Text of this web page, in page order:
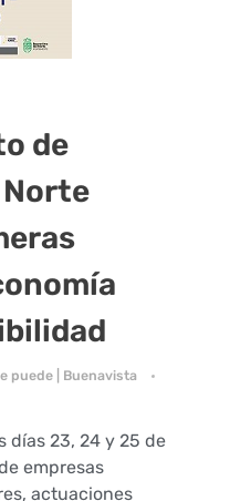
de
puede | Buenavista
días 23, 24 y 25 de
empresas
actuaciones